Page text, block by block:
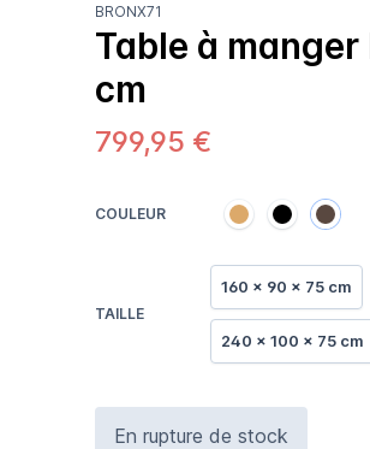
BRONX71
Table à
cm
799,95 €
COULEUR
TAILLE
160 x 90 x 75 cm
240 x 100 x 75 cm
En rupture de stock